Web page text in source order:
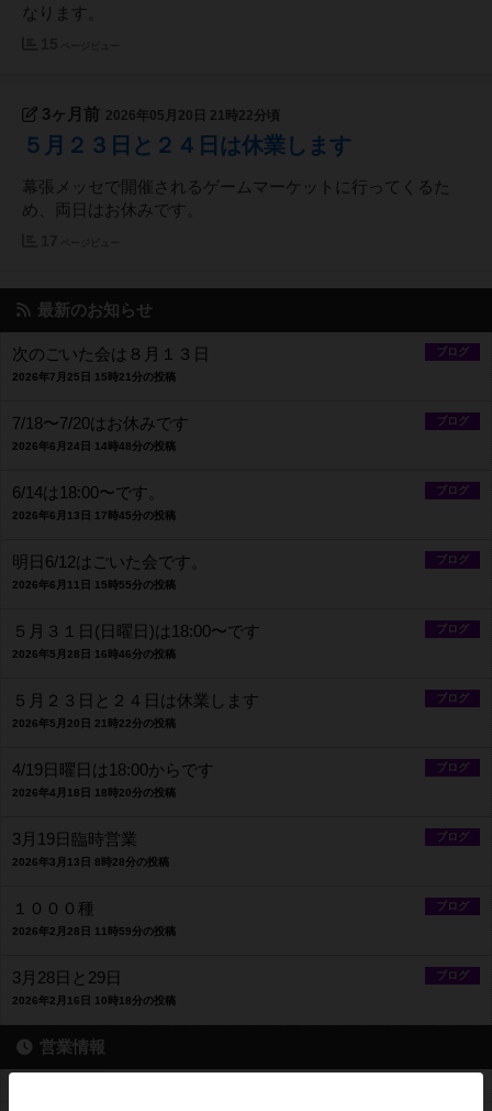
なります。
3ヶ月前 2026年05月20日 21時22分頃
５月２３日と２４日は休業します
幕張メッセで開催されるゲームマーケットに行ってくるた
め、両日はお休みです。
最新のお知らせ
ブログ
次のごいた会は８月１３日
2026年7月25日 15時21分の投稿
ブログ
7/18〜7/20はお休みです
2026年6月24日 14時48分の投稿
ブログ
6/14は18:00〜です。
2026年6月13日 17時45分の投稿
ブログ
明日6/12はごいた会です。
2026年6月11日 15時55分の投稿
ブログ
５月３１日(日曜日)は18:00〜です
2026年5月28日 16時46分の投稿
ブログ
５月２３日と２４日は休業します
2026年5月20日 21時22分の投稿
ブログ
4/19日曜日は18:00からです
2026年4月18日 18時20分の投稿
ブログ
3月19日臨時営業
2026年3月13日 8時28分の投稿
ブログ
１０００種
2026年2月28日 11時59分の投稿
ブログ
3月28日と29日
2026年2月16日 10時18分の投稿
営業情報